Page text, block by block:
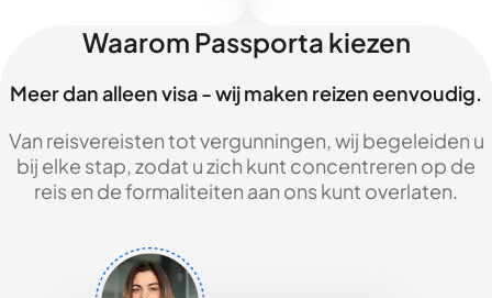
Waarom Passporta kiezen
Meer dan alleen visa - wij maken reizen eenvoudig.
Van reisvereisten tot vergunningen, wij begeleiden u
bij elke stap, zodat u zich kunt concentreren op de
reis en de formaliteiten aan ons kunt overlaten.